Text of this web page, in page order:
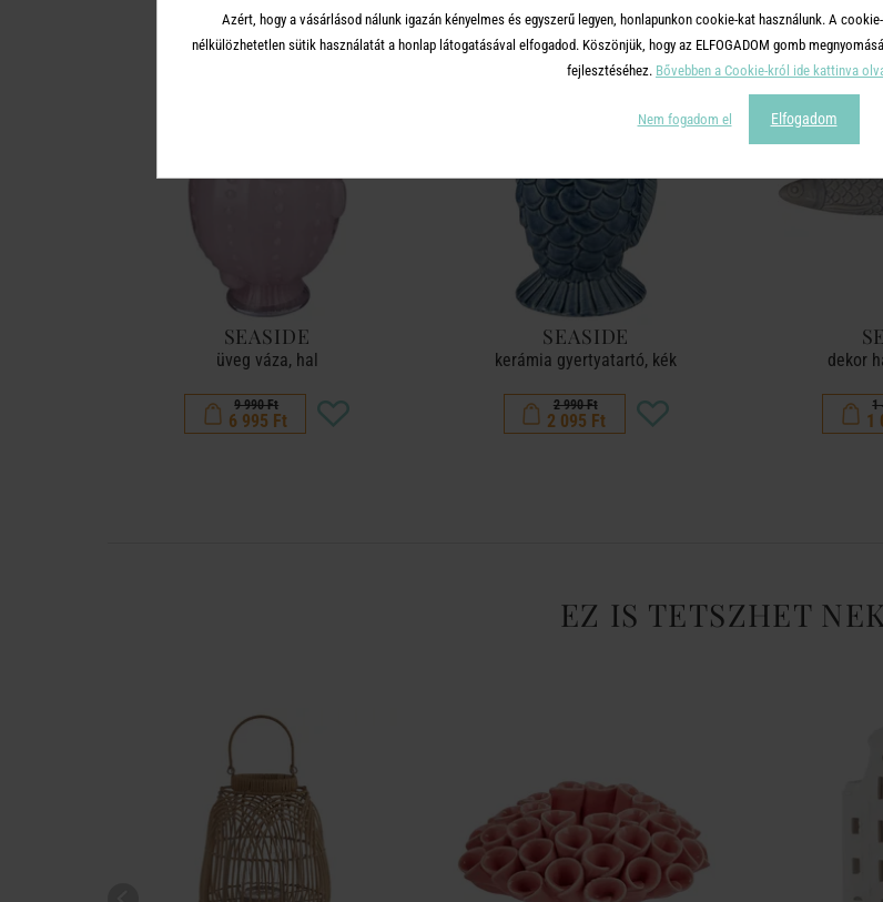
SEASIDE
üveg váza, hal
9 990 Ft
6 995 Ft
-30%
SEASIDE
kerámia gyertyatartó, kék
2 990 Ft
2 095 Ft
dekor
1
1
EZ IS TETSZHET
Azért, hogy a vásárlásod nálunk igazán kényelmes és egyszerű legyen, honlapunkon cookie-kat használunk. A
nélkülözhetetlen sütik használatát a honlap látogatásával elfogadod. Köszönjük, hogy az ELFOGADOM gomb
fejlesztéséhez. Bővebben a Cookie-król ide kattinva
Nem fogadom el Elfogadom